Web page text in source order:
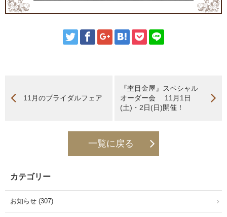
11月のブライダルフェア
『杢目金屋』スペシャル
オーダー会 11月1日
(土)・2日(日)開催！
一覧に戻る
カテゴリー
お知らせ (307)